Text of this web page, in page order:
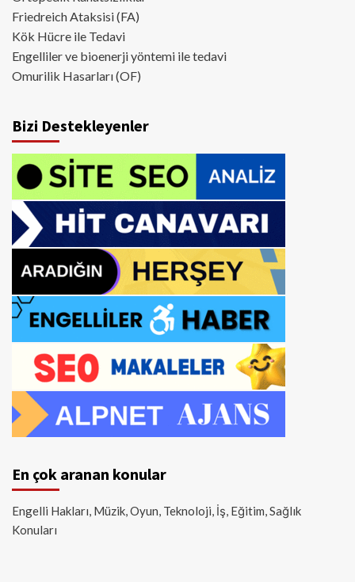
Friedreich Ataksisi (FA)
Kök Hücre ile Tedavi
Engelliler ve bioenerji yöntemi ile tedavi
Omurilik Hasarları (OF)
Bizi Destekleyenler
En çok aranan konular
Engelli Hakları, Müzik, Oyun, Teknoloji, İş, Eğitim, Sağlık
Konuları